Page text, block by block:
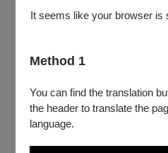
It seems like your browser is
Method 1
You can find the translation
the header to translate the
language.